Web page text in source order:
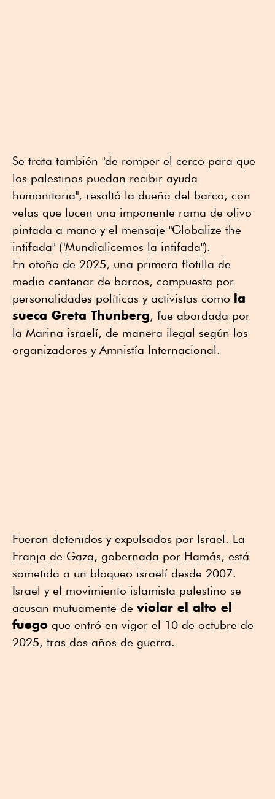
Se trata también "de romper el cerco para que
los palestinos puedan recibir ayuda
humanitaria", resaltó la dueña del barco, con
velas que lucen una imponente rama de olivo
pintada a mano y el mensaje "Globalize the
intifada" ("Mundialicemos la intifada").
En otoño de 2025, una primera flotilla de
medio centenar de barcos, compuesta por
personalidades políticas y activistas como la
sueca Greta Thunberg, fue abordada por
la Marina israelí, de manera ilegal según los
organizadores y Amnistía Internacional.
Fueron detenidos y expulsados por Israel. La
Franja de Gaza, gobernada por Hamás, está
sometida a un bloqueo israelí desde 2007.
Israel y el movimiento islamista palestino se
acusan mutuamente de violar el alto el
fuego que entró en vigor el 10 de octubre de
2025, tras dos años de guerra.